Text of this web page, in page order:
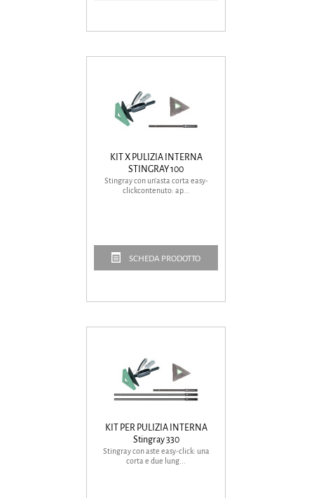
KIT X PULIZIA INTERNA
STINGRAY 100
Stingray con un'asta corta easy-
clickcontenuto: ap...
SCHEDA PRODOTTO
KIT PER PULIZIA INTERNA
Stingray 330
Stingray con aste easy-click: una
corta e due lung...